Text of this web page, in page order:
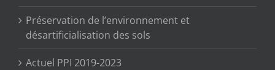
Préservation de l’environnement et
désartificialisation des sols
Actuel PPI 2019-2023